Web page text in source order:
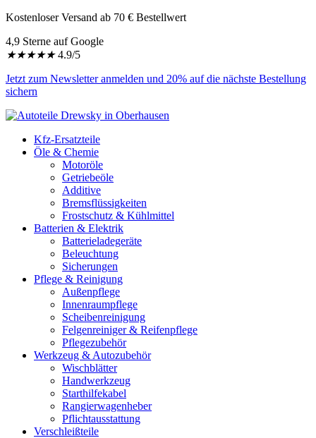
Kostenloser Versand ab 70 € Bestellwert
4,9 Sterne auf Google
★★★★★ 4.9/5
Jetzt zum Newsletter anmelden und 20% auf die nächste Bestellung
sichern
Kfz-Ersatzteile
Öle & Chemie
Motoröle
Getriebeöle
Additive
Bremsflüssigkeiten
Frostschutz & Kühlmittel
Batterien & Elektrik
Batterieladegeräte
Beleuchtung
Sicherungen
Pflege & Reinigung
Außenpflege
Innenraumpflege
Scheibenreinigung
Felgenreiniger & Reifenpflege
Pflegezubehör
Werkzeug & Autozubehör
Wischblätter
Handwerkzeug
Starthilfekabel
Rangierwagenheber
Pflichtausstattung
Verschleißteile